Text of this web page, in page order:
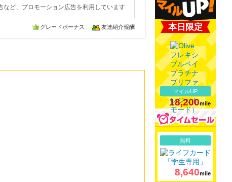
など、プロモーション広告を利用しています
グレードボーナス 友達紹介報酬 本日限定
マイルUP
18,200mile
無料
8,640mile